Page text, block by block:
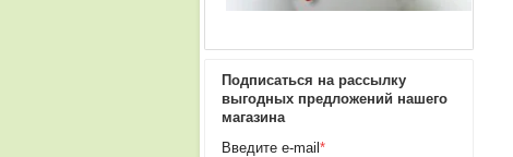
Подписаться на рассылку
выгодных предложений нашего
магазина
Введите e-mail *